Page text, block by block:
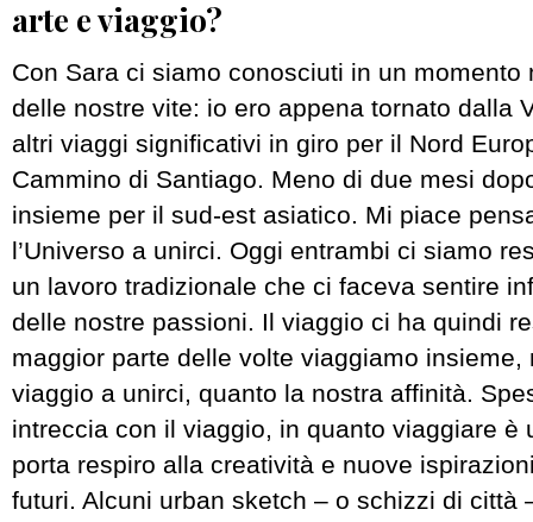
arte e viaggio?
Con Sara ci siamo conosciuti in un momento
delle nostre vite: io ero appena tornato dalla
altri viaggi significativi in giro per il Nord
Cammino di Santiago. Meno di due mesi
insieme per il sud-est asiatico. Mi piace
l’Universo a unirci. Oggi entrambi ci siamo
un lavoro tradizionale che ci faceva sentire
delle nostre passioni. Il viaggio ci ha quindi
maggior parte delle volte viaggiamo insieme,
viaggio a unirci, quanto la nostra affinità.
intreccia con il viaggio, in quanto viaggiare è
porta respiro alla creatività e nuove
futuri. Alcuni urban sketch – o schizzi di città